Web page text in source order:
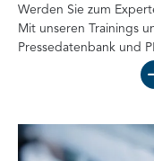
Werden Sie zum
Mit unseren Trainings
Pressedatenbank und